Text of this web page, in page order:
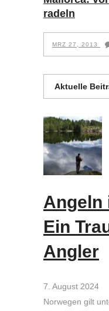
radeln
MRZ 27, 2013
Aktuelle
Angeln
Ein
Angler
7. August 2024
Norwegen gilt